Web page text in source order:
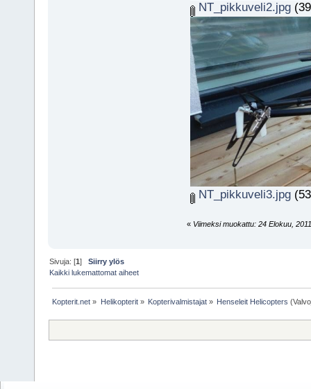
NT_pikkuveli2.jpg
NT_pikkuveli3.jpg
« Viimeksi muokattu: 24 Elokuu,
Sivuja: [1]Siirry ylös
Kaikki lukemattomat aiheet
Kopterit.net » Helikopterit» Kopterivalmistajat» Henseleit Helicopters